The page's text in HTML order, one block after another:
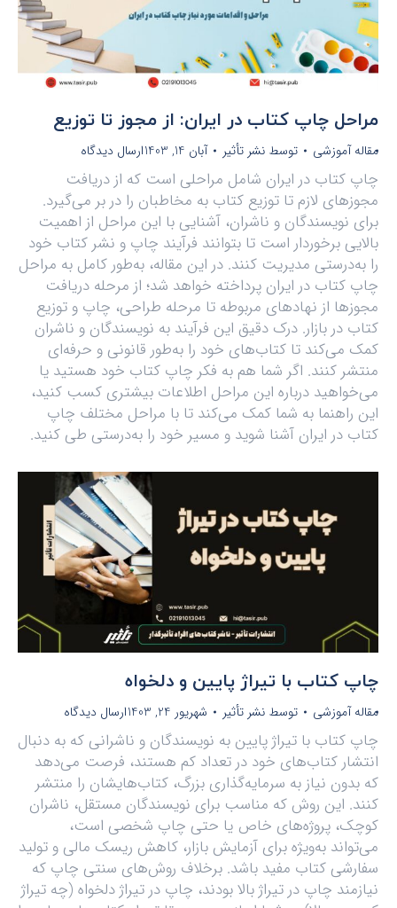
مراحل چاپ کتاب در ایران: از مجوز تا توزیع
مقاله آموزشی توسط نشر تأثیر آبان 14, 1403 ارسال دیدگاه
چاپ کتاب در ایران شامل مراحلی است که از دریافت
مجوزهای لازم تا توزیع کتاب به مخاطبان را در بر می‌گیرد.
برای نویسندگان و ناشران، آشنایی با این مراحل از اهمیت
بالایی برخوردار است تا بتوانند فرآیند چاپ و نشر کتاب خود
را به‌درستی مدیریت کنند. در این مقاله، به‌طور کامل به مراحل
چاپ کتاب در ایران پرداخته خواهد شد؛ از مرحله دریافت
مجوزها از نهادهای مربوطه تا مرحله طراحی، چاپ و توزیع
کتاب در بازار. درک دقیق این فرآیند به نویسندگان و ناشران
کمک می‌کند تا کتاب‌های خود را به‌طور قانونی و حرفه‌ای
منتشر کنند. اگر شما هم به فکر چاپ کتاب خود هستید یا
می‌خواهید درباره این مراحل اطلاعات بیشتری کسب کنید،
این راهنما به شما کمک می‌کند تا با مراحل مختلف چاپ
کتاب در ایران آشنا شوید و مسیر خود را به‌درستی طی کنید.
چاپ کتاب با تیراژ پایین و دلخواه
مقاله آموزشی توسط نشر تأثیر شهریور 24, 1403 ارسال دیدگاه
چاپ کتاب با تیراژ پایین به نویسندگان و ناشرانی که به دنبال
انتشار کتاب‌های خود در تعداد کم هستند، فرصت می‌دهد
که بدون نیاز به سرمایه‌گذاری بزرگ، کتاب‌هایشان را منتشر
کنند. این روش که مناسب برای نویسندگان مستقل، ناشران
کوچک، پروژه‌های خاص یا حتی چاپ شخصی است،
می‌تواند به‌ویژه برای آزمایش بازار، کاهش ریسک مالی و تولید
سفارشی کتاب مفید باشد. برخلاف روش‌های سنتی چاپ که
نیازمند چاپ در تیراژ بالا بودند، چاپ در تیراژ دلخواه (چه تیراژ